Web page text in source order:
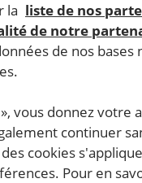
la liste de nos
de notre
de nos
», vous donnez
continuer
cookies
Pour en